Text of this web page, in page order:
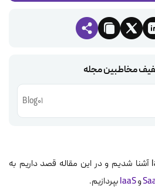
مخاطبین مجله
Blog01
با سرویس IaaS آشنا شدیم و در این مقاله قصد داریم به
وIaaSبپردازیم.